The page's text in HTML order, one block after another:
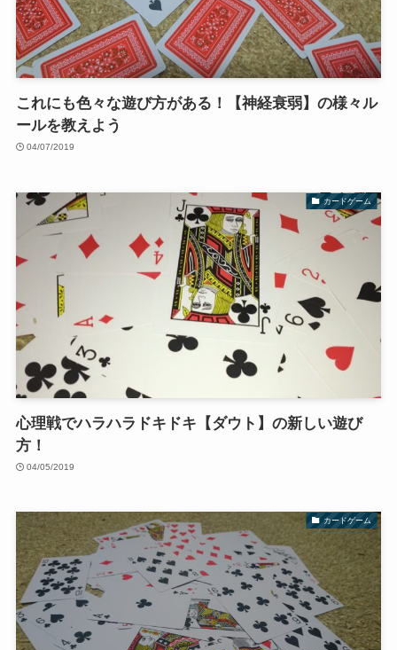
これにも色々な遊び方がある！【神経衰弱】の様々ル
ールを教えよう
04/07/2019
カードゲーム
心理戦でハラハラドキドキ【ダウト】の新しい遊び
方！
04/05/2019
カードゲーム